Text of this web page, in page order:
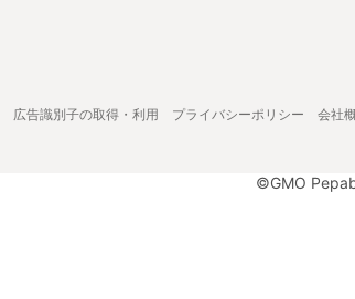
広告識別子の取得・利用 プライバシーポリシー 会社
©GMO